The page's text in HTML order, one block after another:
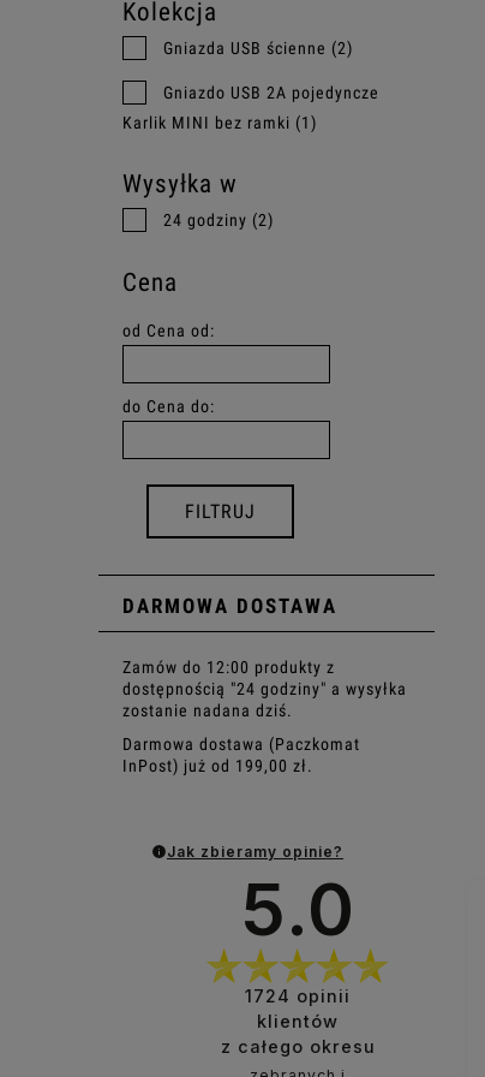
Kolekcja
Gniazda USB ścienne (2)
Gniazdo USB 2A pojedyncze
Karlik MINI bez ramki (1)
Wysyłka w
24 godziny (2)
Cena
od Cena od:
do Cena do:
FILTRUJ
DARMOWA DOSTAWA
Zamów do 12:00 produkty z
dostępnością "24 godziny" a wysyłka
zostanie nadana dziś.
Darmowa dostawa (Paczkomat
InPost) już od 199,00 zł.
Jak zbieramy opinie?
5.0
1724 opinii
klientów
z całego okresu